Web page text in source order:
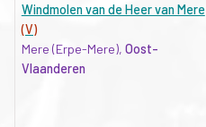
Windmolen van de Heer van Mere
(V)
Mere (Erpe-Mere), Oost-
Vlaanderen